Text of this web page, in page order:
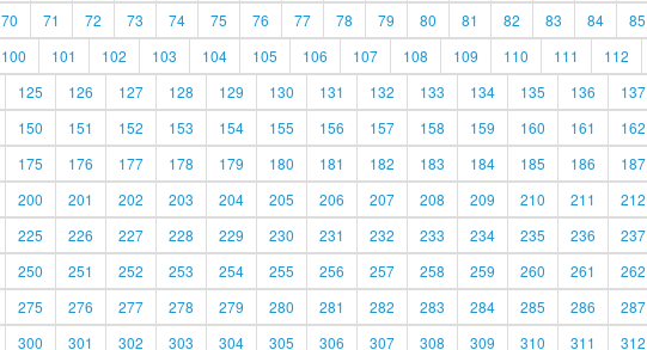
70 71 72 73 74 75 76 77 78 79 80 81 82 83 84 85
100 101 102 103 104 105 106 107 108 109 110 111 112
125 126 127 128 129 130 131 132 133 134 135 136 137
150 151 152 153 154 155 156 157 158 159 160 161 162
175 176 177 178 179 180 181 182 183 184 185 186 187
200 201 202 203 204 205 206 207 208 209 210 211 212
225 226 227 228 229 230 231 232 233 234 235 236 237
250 251 252 253 254 255 256 257 258 259 260 261 262
275 276 277 278 279 280 281 282 283 284 285 286 287
300 301 302 303 304 305 306 307 308 309 310 311 312